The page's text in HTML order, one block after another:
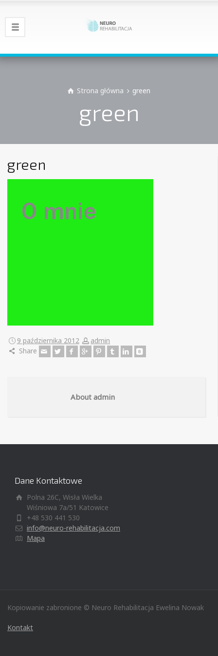
Strona główna green
green
green
9 października 2012
admin
Share
About admin
Dane Kontaktowe
Polna 26C, Wisła Wielka
Wiśniowa 7a/51 Katowice
+48 530 441 530
info@neuro-rehabilitacja.com
Mapa
Kopiowanie zabronione © Neuro Rehabilitacja Ewelina Nowak
Kontakt